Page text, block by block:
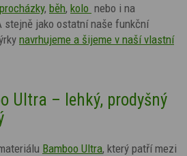
procházky, běh, kolo nebo i na
stejně jako ostatní naše funkční
navrhujeme a šijeme v naší vlastní
Ultra – lehký, prodyšný
Bamboo Ultra, který patří mezi